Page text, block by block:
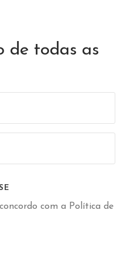
de todas as
com a Política de